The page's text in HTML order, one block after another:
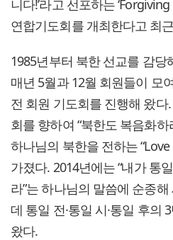
니다!’라고 선포하는
연합기도회를 개최한다고 최
1985년부터 북한 선교를 감
매년 5월과 12월 회원들이 모
전 회원 기도회를 진행해 왔다
회를 향하여 “북한도 복음화
하나님의 북한을 전하는
가졌다. 2014년에는 “내가 통
라”는 하나님의 말씀에 순종
데 통일 전·통일 시·통일 후의
왔다.